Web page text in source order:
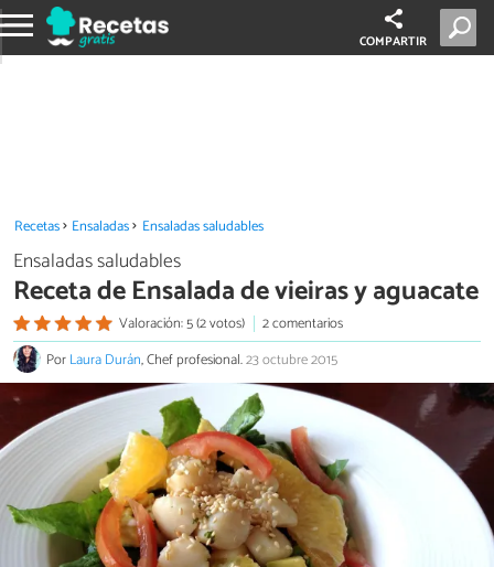
COMPARTIR
Recetas Ensaladas Ensaladas saludables
Ensaladas saludables
Receta de Ensalada de vieiras y aguacate
Valoración: 5 (2 votos)
2 comentarios
PorLaura Durán, Chef profesional.23 octubre 2015